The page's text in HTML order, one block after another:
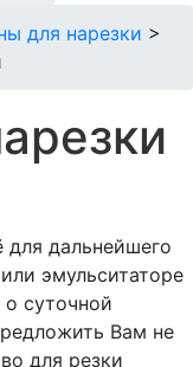
для нарезки >
дальнейшего
эмульситаторе
суточной
Вам не
для резки